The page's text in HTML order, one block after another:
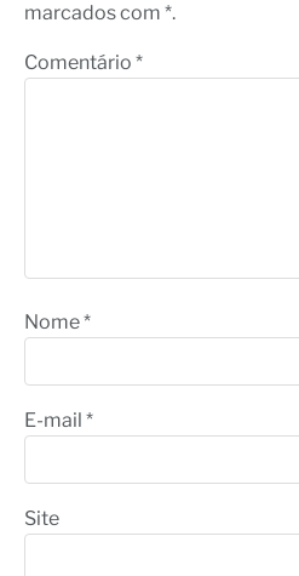
marcados com *.
Comentário *
Nome*
E-mail *
Site